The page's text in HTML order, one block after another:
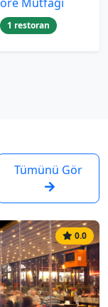
1 restoran
Tümünü Gör
0.0